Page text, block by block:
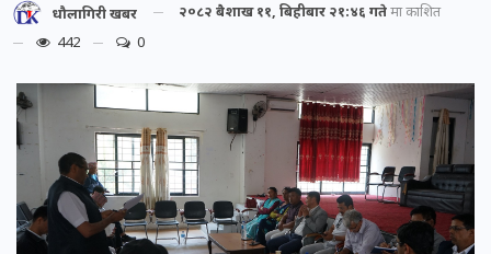
धौलागिरी खबर २०८२ बैशाख ११, बिहीबार २१:४६ गतेमा प्रकाशित
442
0